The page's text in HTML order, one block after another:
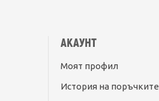
АКАУНТ
Моят профил
История на поръчките